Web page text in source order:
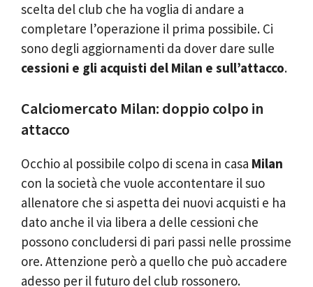
scelta del club che ha voglia di andare a
completare l’operazione il prima possibile. Ci
sono degli aggiornamenti da dover dare sulle
cessioni e gli acquisti del Milan e sull’attacco.
Calciomercato Milan: doppio colpo in
attacco
Occhio al possibile colpo di scena in casa Milan
con la società che vuole accontentare il suo
allenatore che si aspetta dei nuovi acquisti e ha
dato anche il via libera a delle cessioni che
possono concludersi di pari passi nelle prossime
ore. Attenzione però a quello che può accadere
adesso per il futuro del club rossonero.